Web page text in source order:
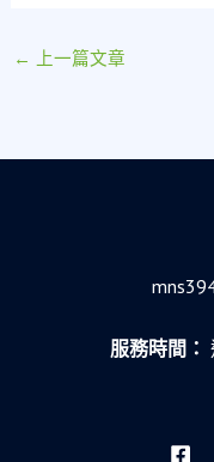
← 上一篇文章
服務時間：